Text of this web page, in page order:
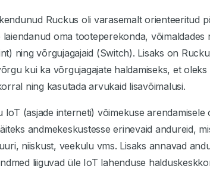
Ruckus oli varasemalt orienteeritud
oma tooteperekonda, võimaldades
ning võrgujagajaid (Switch). Lisaks on
kui ka võrgujagajate haldamiseks, et oleks
ning kasutada arvukaid lisavõimalusi.
(asjade interneti) võimekuse arendamisele
andmekeskustesse erinevaid andureid,
niiskust, veekulu vms. Lisaks annavad
liiguvad üle IoT lahenduse